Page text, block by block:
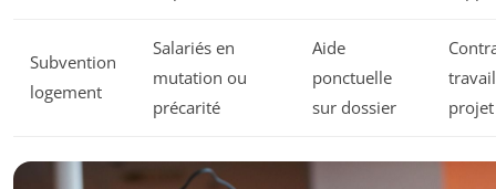
Subvention
logement
Salariés en
mutation ou
précarité
Aide
ponctuelle
sur dossier